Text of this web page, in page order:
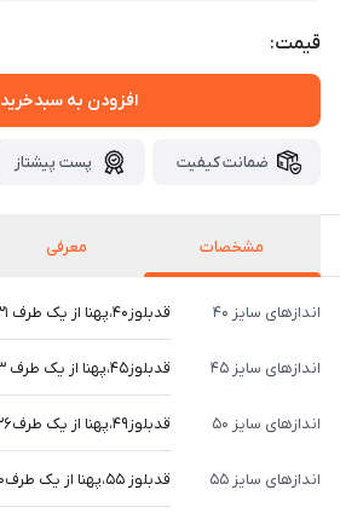
قیمت:
افزودن به سبدخرید
ضمانت کیفیت پست پیشتاز
مشخصات معرفی
اندازهای سایز ۴۰ قدبلوز۴۰،پهنا از یک طرف ۳۱،قدآستین از سرشونه ۳۶
اندازهای سایز ۴۵ قدبلوز۴۵،پهنا از یک طرف ۳۳،قدآستین از سرشونه ۳۹
اندازهای سایز ۵۰ قدبلوز۴۹،پهنا از یک طرف۳۶،قدآستین از سرشونه ۴۲
اندازهای سایز ۵۵ قدبلوز ۵۵،پهنا از یک طرف۴۰،قدآستین از سرشونه ۴۸